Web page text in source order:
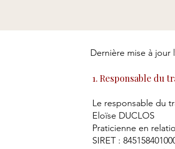
Dernière mise à jour
1. Responsable du
Le responsable du
Eloïse DUCLOS
Praticienne en
SIRET :